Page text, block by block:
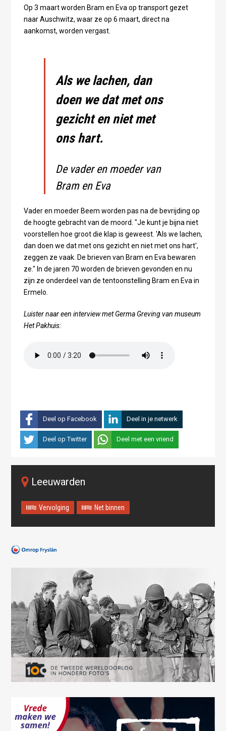
Op 3 maart worden Bram en Eva op transport gezet
naar Auschwitz, waar ze op 6 maart, direct na
aankomst, worden vergast.
Als we lachen, dan
doen we dat met ons
gezicht en niet met
ons hart.
De vader en moeder van
Bram en Eva
Vader en moeder Beem worden pas na de bevrijding op
de hoogte gebracht van de moord. "Je kunt je bijna niet
voorstellen hoe groot die klap is geweest. 'Als we lachen,
dan doen we dat met ons gezicht en niet met ons hart',
zeggen ze vaak. De brieven van Bram en Eva bewaren
ze." In de jaren 70 worden de brieven gevonden en nu
zijn ze onderdeel van de tentoonstelling Bram en Eva in
Ermelo.
Luister naar een interview met Germa Greving van museum
Het Pakhuis:
Deel op Facebook Deel in je netwerk
Deel op Twitter Deel met een vriend
Leeuwarden
Vervolging Net binnen